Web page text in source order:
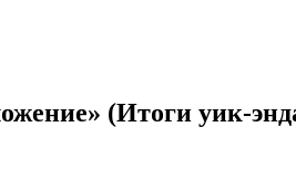
(Итоги уик-